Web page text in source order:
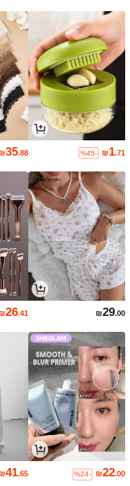
₪1.71
%45-
₪35.88
₪29.00
₪26.41
₪22.00
%24-
₪41.65